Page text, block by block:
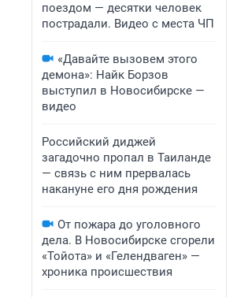
поездом — десятки человек
пострадали. Видео с места ЧП
«Давайте вызовем этого
демона»: Найк Борзов
выступил в Новосибирске —
видео
Российский диджей
загадочно пропал в Таиланде
— связь с ним прервалась
накануне его дня рождения
От пожара до уголовного
дела. В Новосибирске сгорели
«Тойота» и «Гелендваген» —
хроника происшествия